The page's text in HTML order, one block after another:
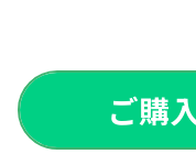
ご購